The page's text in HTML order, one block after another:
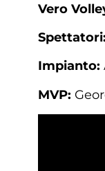
Vero
Spettatori:
Impianto:
MVP: